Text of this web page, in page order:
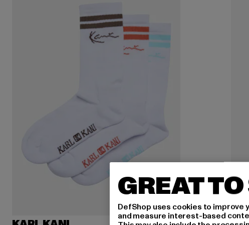
GREAT
DefShop uses cookies to improve
and measure interest-based